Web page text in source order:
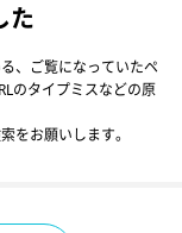
た
、ご覧になっていたペ
のタイプミスなどの原
をお願いします。